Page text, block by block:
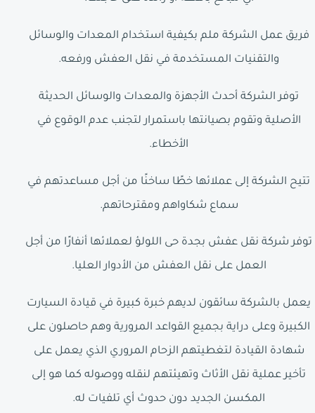
فريق عمل الشركة ملم بكيفية استخدام المعدات والوسائل
والتقنيات المستخدمة في نقل العفش ورفعه.
توفر الشركة أحدث الأجهزة والمعدات والوسائل الحديثة
الأصلية وتقوم بصيانتها باستمرار لتجنب عدم الوقوع في
الأخطاء.
تتيح الشركة إلى عملائها خطًا ساخنًا من أجل مساعدتهم في
سماع شكاواهم ومقترحاتهم.
توفر شركة نقل عفش بجدة حى اللولؤ لعملائها أنفارًا من أجل
العمل على نقل العفش من الأدوار العليا.
يعمل بالشركة سائقون لديهم خبرة كبيرة في قيادة السيارت
الكبيرة وعلى دراية بجميع القواعد المرورية وهم حاصلون على
شهادة القيادة لتغطيتهم الزحام المروري الذي يعمل على
تأخير عملية نقل الأثاث وتهيئتهم لنقله ووصوله كما هو إلى
المكسن الجديد دون حدوث أي تلفيات له.